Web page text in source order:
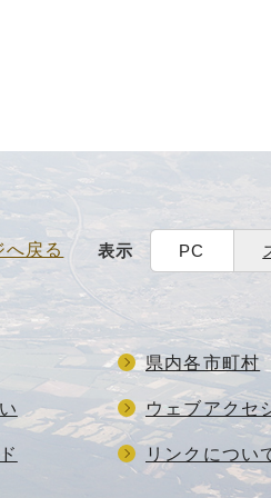
戻る 表示 PC
県内各市町村
ウェブアクセ
リンクについ